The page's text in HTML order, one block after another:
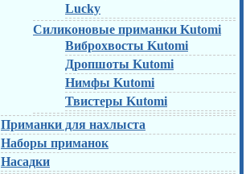
Lucky
Силиконовые приманки Kutomi
Виброхвосты Kutomi
Дропшоты Kutomi
Нимфы Kutomi
Твистеры Kutomi
Приманки для нахлыста
Наборы приманок
Насадки